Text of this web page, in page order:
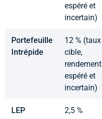
espéré et
incertain)
Portefeuille
Intrépide
12 % (taux
cible,
rendement
espéré et
incertain)
LEP 2,5 %